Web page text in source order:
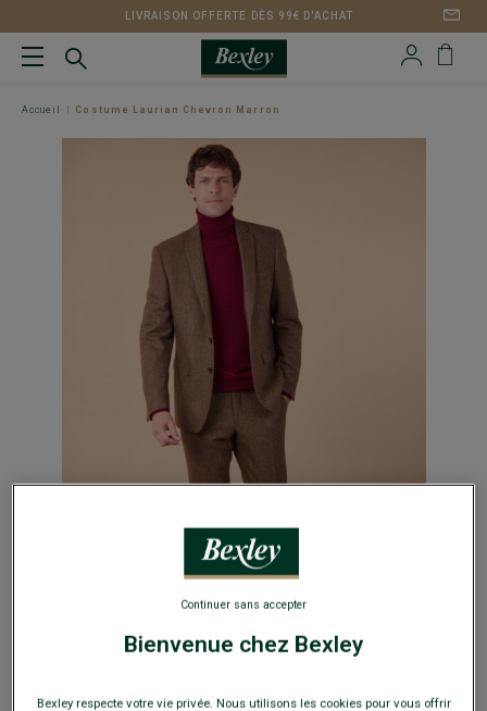
LIVRAISON OFFERTE DÈS 99€ D'ACHAT
Accueil Costume Laurian Chevron Marron
Bienvenue chez Bexley
Bexley respecte votre vie privée. Nous utilisons les cookies pour vous offrir
Continuer sans accepter